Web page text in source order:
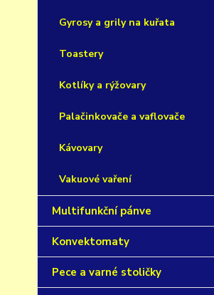
Gyrosy a grily na kuřata
Toastery
Kotlíky a rýžovary
Palačinkovače a vaflovače
Kávovary
Vakuové vaření
Multifunkční pánve
Konvektomaty
Pece a varné stoličky